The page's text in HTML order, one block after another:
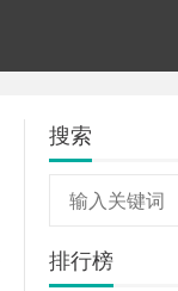
搜索
排行榜